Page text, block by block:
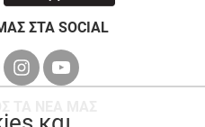
ΣΤΑ SOCIAL